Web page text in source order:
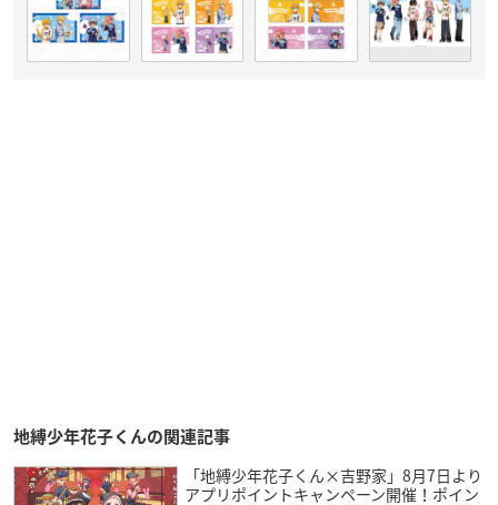
地縛少年花子くんの関連記事
「地縛少年花子くん×吉野家」8月7日より
アプリポイントキャンペーン開催！ポイン